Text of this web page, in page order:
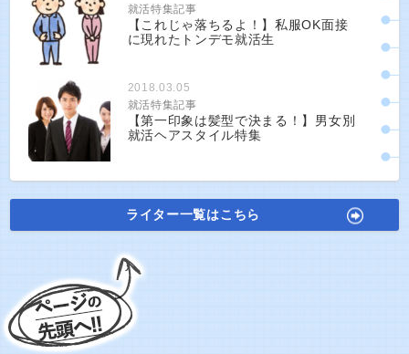
就活特集記事
【これじゃ落ちるよ！】私服OK面接
に現れたトンデモ就活生
2018.03.05
就活特集記事
【第一印象は髪型で決まる！】男女別
就活ヘアスタイル特集
ライター一覧はこちら